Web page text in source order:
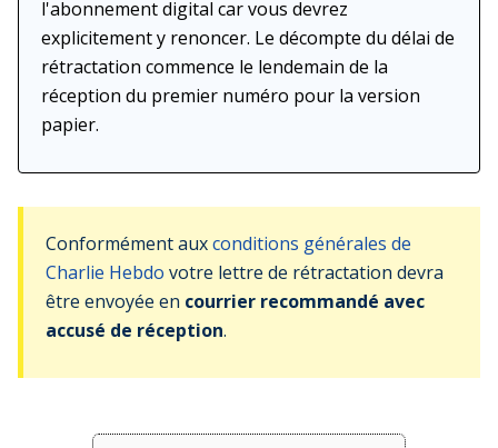
l'abonnement digital car vous devrez
explicitement y renoncer. Le décompte du délai de
rétractation commence le lendemain de la
réception du premier numéro pour la version
papier.
Conformément auxconditions générales de
Charlie Hebdo votre lettre de rétractation devra
être envoyée en courrier recommandé avec
accusé de réception.